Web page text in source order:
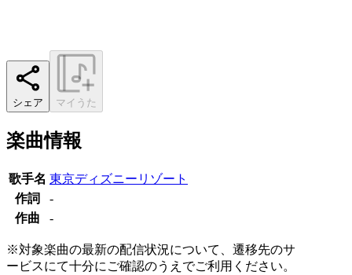
シェア マイうた
楽曲情報
歌手名 東京ディズニーリゾート
作詞
-
作曲
-
※対象楽曲の最新の配信状況について、遷移先のサ
ービスにて十分にご確認のうえでご利用ください。